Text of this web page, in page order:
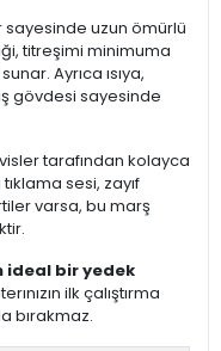
sayesinde uzun ömürlü
titreşimi minimuma
Ayrıca ısıya,
gövdesi sayesinde
tarafından kolayca
sesi, zayıf
varsa, bu marş
ideal bir yedek
ilk çalıştırma
bırakmaz.